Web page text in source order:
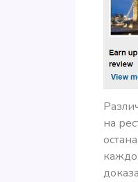
на